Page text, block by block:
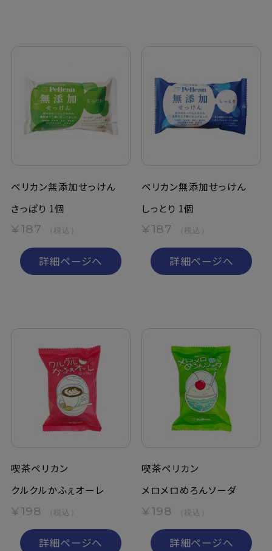
利用規約
ペリカン無添加せっけん
さっぱり 1個
¥187 （税込）
詳細ページへ
ペリカン無添加せっけん
しっとり 1個
¥187 （税込）
詳細ページへ
喫茶ペリカン
クルクルかふぇオーレ
¥198 （税込）
詳細ページへ
喫茶ペリカン
メロメロめろんソーダ
¥198 （税込）
詳細ページへ